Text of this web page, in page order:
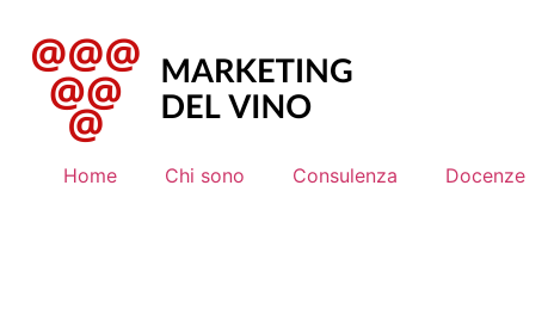
Home Chi sono Consulenza Docenze